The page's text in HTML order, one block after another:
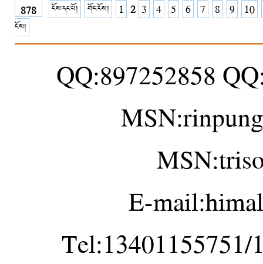
878 ངོས་དང་པོ། གོང་ངོས། 1 2 3 4 5 6 7 8 9
10
ངོས།
QQ:897252858
E-
Tel:13401155751/